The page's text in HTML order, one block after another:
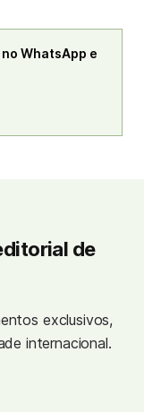
WhatsApp e
de
exclusivos,
internacional.